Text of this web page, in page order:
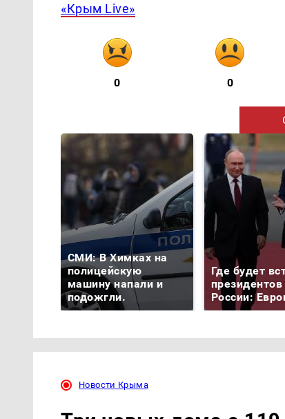
«Крым Live»
0 0
СМИ: В Химках на
полицейскую
машину напали и
подожгли.
Где будет
России:
Новости Крыма